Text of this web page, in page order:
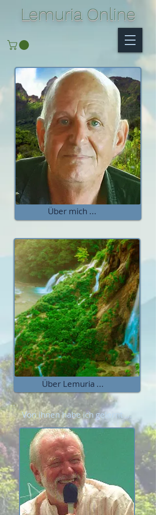
Lemuria Online
Über mich ...
Über Lemuria ...
Von ihnen habe ich gelernt ...